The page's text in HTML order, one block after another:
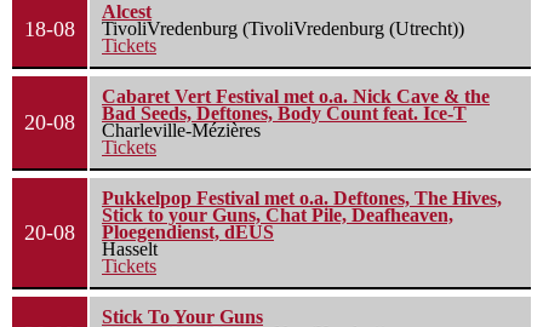
18-08
Alcest
TivoliVredenburg (TivoliVredenburg (Utrecht))
Tickets
20-08
Cabaret Vert Festival met o.a. Nick Cave & the
Bad Seeds, Deftones, Body Count feat. Ice-T
Charleville-Mézières
Tickets
20-08
Pukkelpop Festival met o.a. Deftones, The Hives,
Stick to your Guns, Chat Pile, Deafheaven,
Ploegendienst, dEUS
Hasselt
Tickets
Stick To Your Guns